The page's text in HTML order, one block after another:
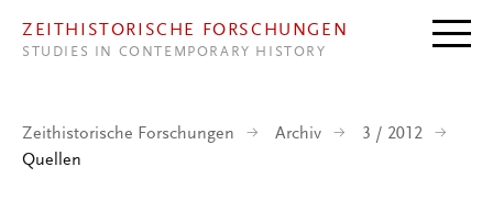
ZEITHISTORISCHE FORSCHUNGEN
STUDIES IN CONTEMPORARY HISTORY
Zeithistorische Forschungen Archiv
3 / 2012
Quellen